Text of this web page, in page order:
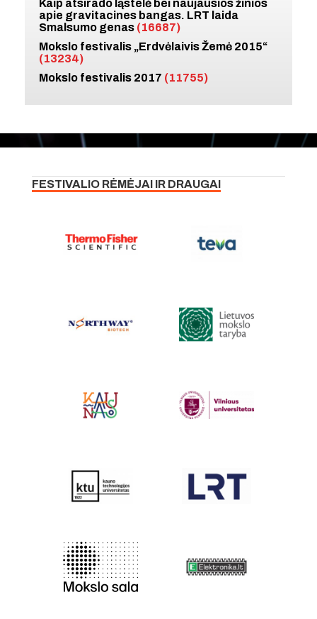
Kaip atsirado ląstelė bei naujausios žinios
apie gravitacines bangas. LRT laida
Smalsumo genas (16687)
Mokslo festivalis „Erdvėlaivis Žemė 2015“
(13234)
Mokslo festivalis 2017 (11755)
FESTIVALIO RĖMĖJAI IR DRAUGAI